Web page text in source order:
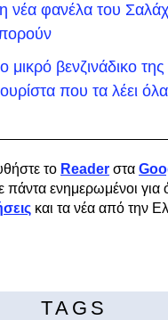
νέα φανέλα του
μικρό βενζινάδικο
που τα λέει όλα
το Reader στα
πάντα ενημερωμένοι για
και τα νέα από την
TAGS